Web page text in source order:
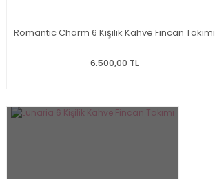
Romantic Charm 6 Kişilik Kahve Fincan Takımı
6.500,00 TL